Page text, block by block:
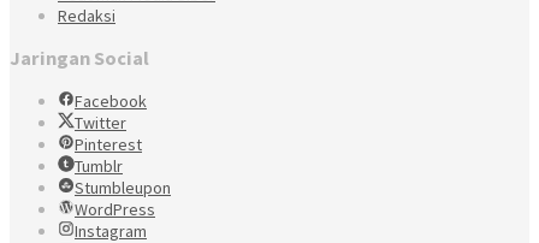
Redaksi
Jaringan Social
Facebook
Twitter
Pinterest
Tumblr
Stumbleupon
WordPress
Instagram